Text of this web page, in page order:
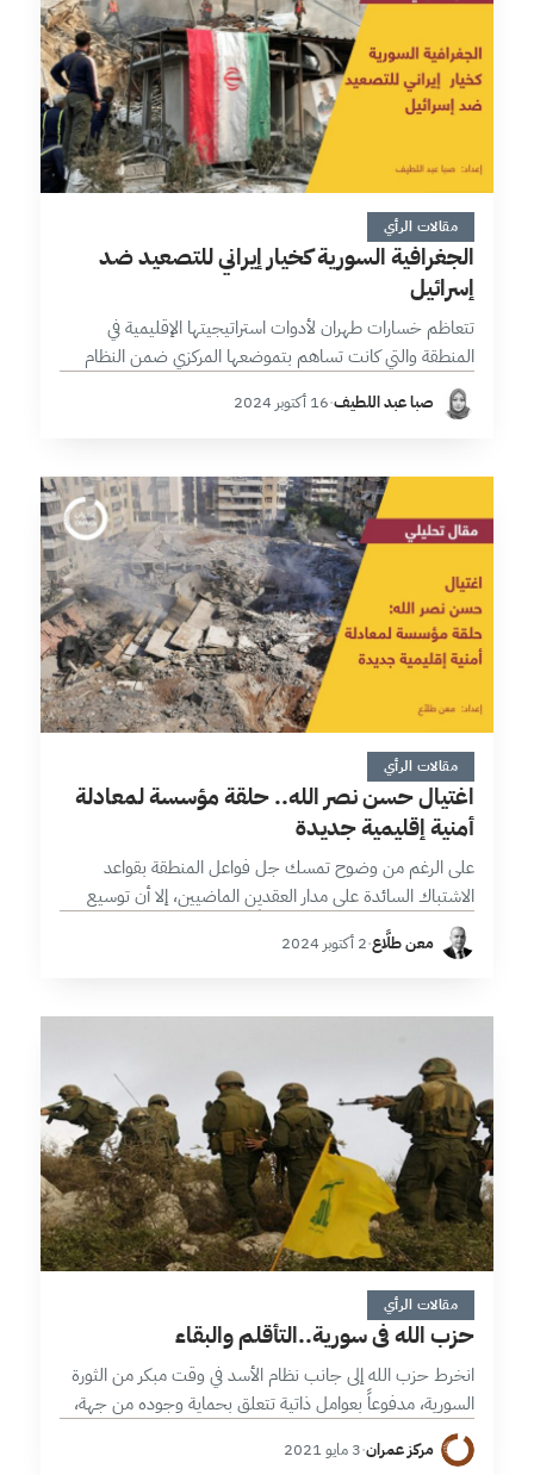
7 دقائق
مقالات الرأي
الجغرافية السورية كخيار إيراني للتصعيد ضد
إسرائيل
تتعاظم خسارات طهران لأدوات استراتيجيتها الإقليمية في
المنطقة والتي كانت تساهم بتموضعها المركزي ضمن النظام
الإقليمي، فالمواجهة غير المتكافئة في غزة المترافقة مع صمت
دولي مطبق، والضربة القاسية التي وجهتها…
صبا عبد اللطيف·16 أكتوبر 2024
8 دقائق
مقالات الرأي
اغتيال حسن نصر الله.. حلقة مؤسسة لمعادلة
أمنية إقليمية جديدة
على الرغم من وضوح تمسك جل فواعل المنطقة بقواعد
الاشتباك السائدة على مدار العقدين الماضيين، إلا أن توسيع
هوامش تلك القواعد أفرز اضطراباً في شكل التفاعلات الأمنية قد
ساهم في…معن طلَّاع·2 أكتوبر 2024
9 دقائق
مقالات الرأي
حزب الله في سورية..التأقلم والبقاء
انخرط حزب الله إلى جانب نظام الأسد في وقت مبكر من الثورة
السورية، مدفوعاً بعوامل ذاتية تتعلق بحماية وجوده من جهة،
وتفعيلاً لدوره الوظيفي في الإقليم بحسب الاستراتيجية الإيرانية
والمصالح…
مركز عمران·3 مايو 2021